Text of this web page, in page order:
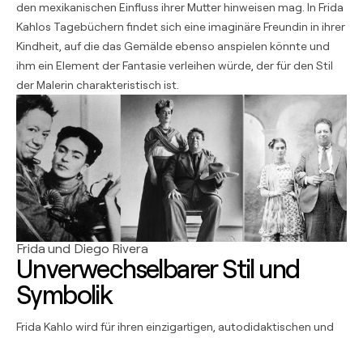
den mexikanischen Einfluss ihrer Mutter hinweisen mag. In Frida
Kahlos Tagebüchern findet sich eine imaginäre Freundin in ihrer
Kindheit, auf die das Gemälde ebenso anspielen könnte und
ihm ein Element der Fantasie verleihen würde, der für den Stil
der Malerin charakteristisch ist.
Frida und Diego Rivera
Unverwechselbarer Stil und
Symbolik
Frida Kahlo wird für ihren einzigartigen, autodidaktischen und